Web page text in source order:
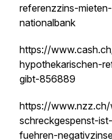
referenzzins-
nationalbank
https://
hypothekarischen-
gibt-856889
https://
schreckgespenst-
fuehren-